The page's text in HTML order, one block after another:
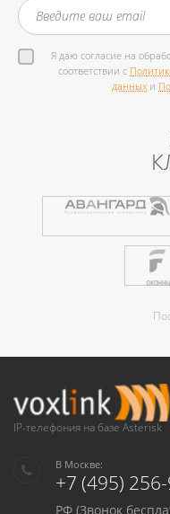
Я даю согласие на
соответствии с
данных и
IP-телефония на базе Asterisk
В Москве:
+7 (495)
РФ (Звонок